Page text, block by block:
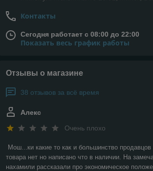
Контакты
Сегодня работает с 08:00 до 22:00
Показать весь график работы
Отзывы о магазине
38 отзывов за всё время
Алекс
Очень плохо
Мош...ки какие то как и большинство
товара нет но написано что в наличии. На
нахамили рассказали про экономическое